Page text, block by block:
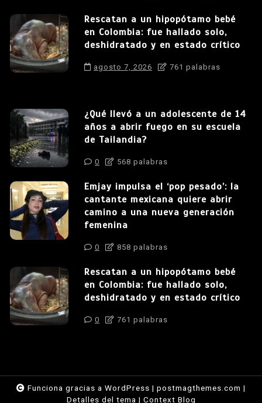
Rescatan a un hipopótamo bebé
en Colombia: fue hallado solo,
deshidratado y en estado crítico
agosto 7, 2026 761 palabras
¿Qué llevó a un adolescente de 14
años a abrir fuego en su escuela
de Tailandia?
0 568 palabras
Emjay impulsa el ‘pop pesado’: la
cantante mexicana quiere abrir
camino a una nueva generación
femenina
0 858 palabras
Rescatan a un hipopótamo bebé
en Colombia: fue hallado solo,
deshidratado y en estado crítico
0 761 palabras
Funciona gracias a WordPress | postmagthemes.com |
Detalles del tema | Context Blog